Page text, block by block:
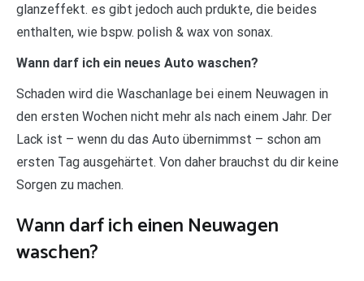
glanzeffekt. es gibt jedoch auch prdukte, die beides
enthalten, wie bspw. polish & wax von sonax.
Wann darf ich ein neues Auto waschen?
Schaden wird die Waschanlage bei einem Neuwagen in
den ersten Wochen nicht mehr als nach einem Jahr. Der
Lack ist – wenn du das Auto übernimmst – schon am
ersten Tag ausgehärtet. Von daher brauchst du dir keine
Sorgen zu machen.
Wann darf ich einen Neuwagen
waschen?